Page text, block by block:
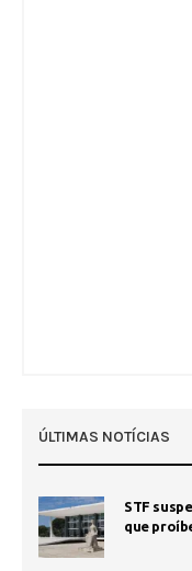
ÚLTIMAS NOTÍCIAS
STF
que